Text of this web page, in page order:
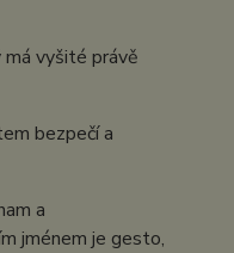
vyšité právě
bezpečí a
a
jménem je gesto,